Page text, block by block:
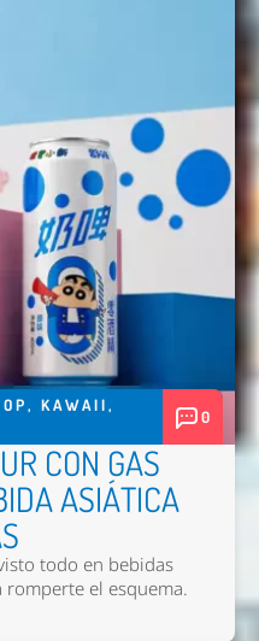
, KAWAII,
0
CON GAS
ASIÁTICA
todo en bebidas
romperte el esquema.